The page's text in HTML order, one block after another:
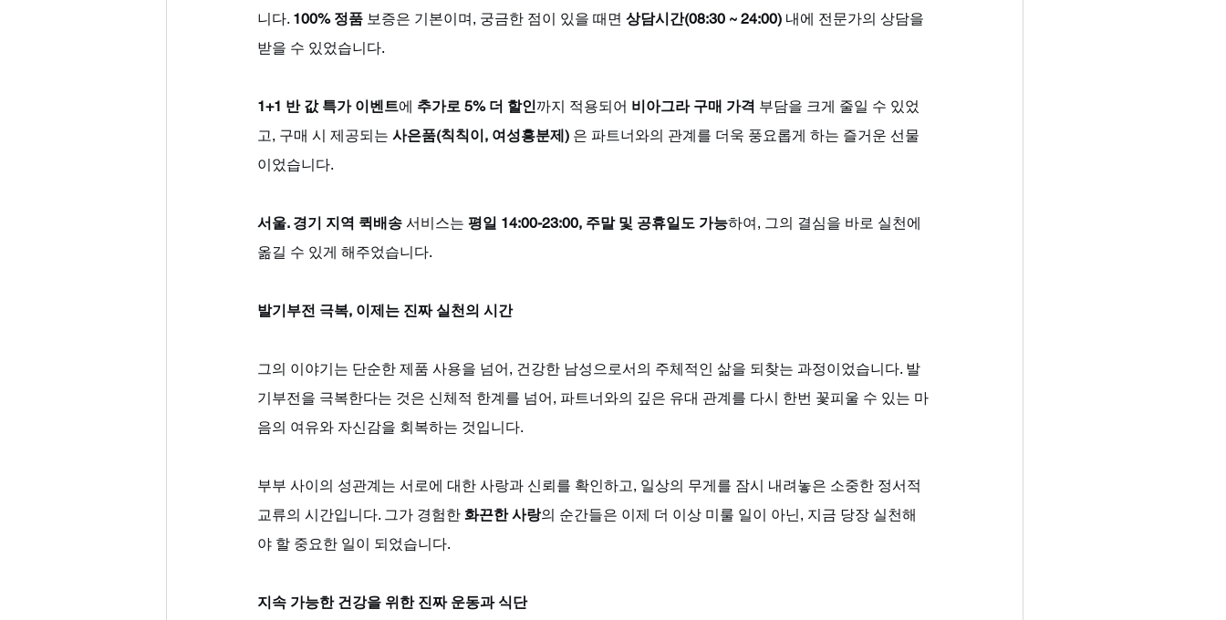
니다. 100% 정품 보증은 기본이며, 궁금한 점이 있을 때면 상담시간(08:30 ~ 24:00) 내에 전문가의 상담을
받을 수 있었습니다.
1+1 반 값 특가 이벤트에 추가로 5% 더 할인까지 적용되어 비아그라 구매 가격 부담을 크게 줄일 수 있었
고, 구매 시 제공되는 사은품(칙칙이, 여성흥분제) 은 파트너와의 관계를 더욱 풍요롭게 하는 즐거운 선물
이었습니다.
서울. 경기 지역 퀵배송 서비스는 평일 14:00-23:00, 주말 및 공휴일도 가능하여, 그의 결심을 바로 실천에
옮길 수 있게 해주었습니다.
발기부전 극복, 이제는 진짜 실천의 시간
그의 이야기는 단순한 제품 사용을 넘어, 건강한 남성으로서의 주체적인 삶을 되찾는 과정이었습니다. 발
기부전을 극복한다는 것은 신체적 한계를 넘어, 파트너와의 깊은 유대 관계를 다시 한번 꽃피울 수 있는 마
음의 여유와 자신감을 회복하는 것입니다.
부부 사이의 성관계는 서로에 대한 사랑과 신뢰를 확인하고, 일상의 무게를 잠시 내려놓은 소중한 정서적
교류의 시간입니다. 그가 경험한 화끈한 사랑의 순간들은 이제 더 이상 미룰 일이 아닌, 지금 당장 실천해
야 할 중요한 일이 되었습니다.
지속 가능한 건강을 위한 진짜 운동과 식단